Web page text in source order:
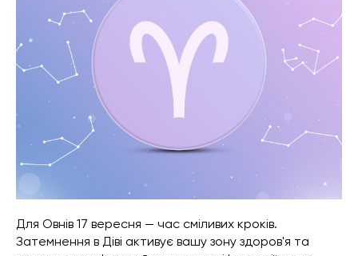
Для Овнів 17 вересня — час сміливих кроків.
Затемнення в Діві активує вашу зону здоров'я та